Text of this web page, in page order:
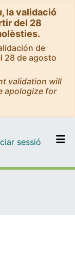
la validació
del 28
de
28 de agosto
validation will
apologize for
el DD
sessió (current)